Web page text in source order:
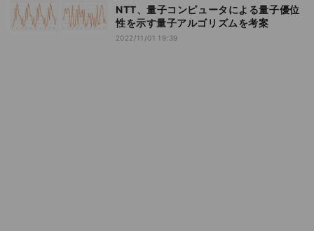
NTT、量子コンピュータによる量子優位
性を示す量子アルゴリズムを考案
2022/11/01 19:39